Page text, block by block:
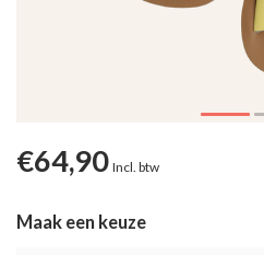
€64,90 Incl. btw
Maak een keuze